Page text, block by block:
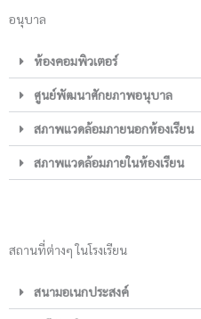
อนุบาล
ห้องคอมพิวเตอร์
ศูนย์พัฒนาศักยภาพอนุบาล
สภาพแวดล้อมภายนอกห้องเรียน
สภาพแวดล้อมภายในห้องเรียน
สถานที่ต่างๆ ในโรงเรียน
สนามอเนกประสงค์